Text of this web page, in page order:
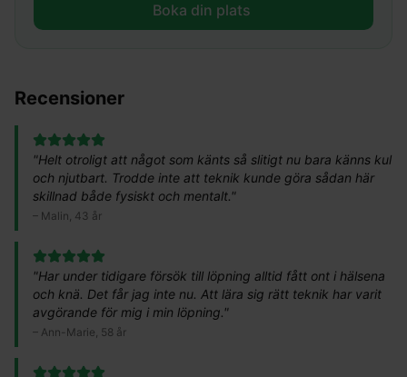
Boka din plats ​
Recensioner
"Helt otroligt att något som känts så slitigt nu bara känns kul
och njutbart. Trodde inte att teknik kunde göra sådan här
skillnad både fysiskt och mentalt."
– Malin, 43 år
"Har under tidigare försök till löpning alltid fått ont i hälsena
och knä. Det får jag inte nu. Att lära sig rätt teknik har varit
avgörande för mig i min löpning."
– Ann-Marie, 58 år